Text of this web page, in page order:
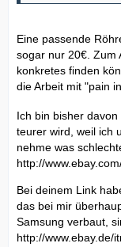
Eine passende
sogar nur 20€. Zum
konkretes finden
die Arbeit mit "pain
Ich bin bisher
teurer wird, weil ich
nehme was
http://
Bei deinem Link
das bei mir
Samsung verbaut,
http://